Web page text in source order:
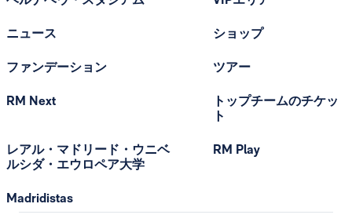
ニュース
ファンデーション
RM Next
レアル・マドリード・ウニベ
ルシダ・エウロペア大学
Madridistas
ショップ
ツアー
トップチームのチケッ
ト
RM Play